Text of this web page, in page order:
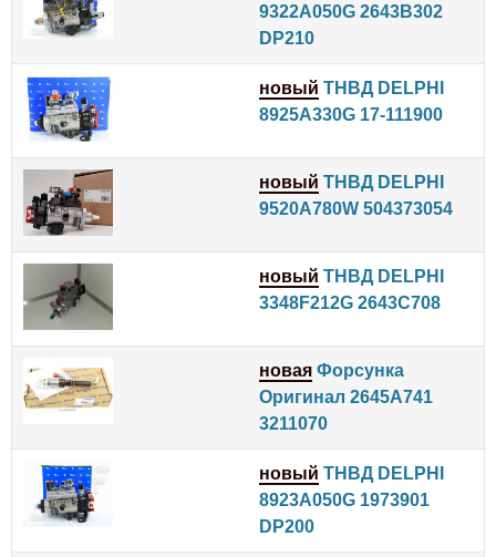
9322A050G 2643B302
DP210
новый ТНВД DELPHI
8925A330G 17-111900
новый ТНВД DELPHI
9520A780W 504373054
новый ТНВД DELPHI
3348F212G 2643C708
новая Форсунка
Оригинал 2645A741
3211070
новый ТНВД DELPHI
8923A050G 1973901
DP200